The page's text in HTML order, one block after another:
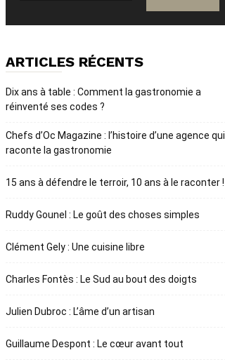
ARTICLES RÉCENTS
Dix ans à table : Comment la gastronomie a
réinventé ses codes ?
Chefs d’Oc Magazine : l’histoire d’une agence qui
raconte la gastronomie
15 ans à défendre le terroir, 10 ans à le raconter !
Ruddy Gounel : Le goût des choses simples
Clément Gely : Une cuisine libre
Charles Fontès : Le Sud au bout des doigts
Julien Dubroc : L’âme d’un artisan
Guillaume Despont : Le cœur avant tout